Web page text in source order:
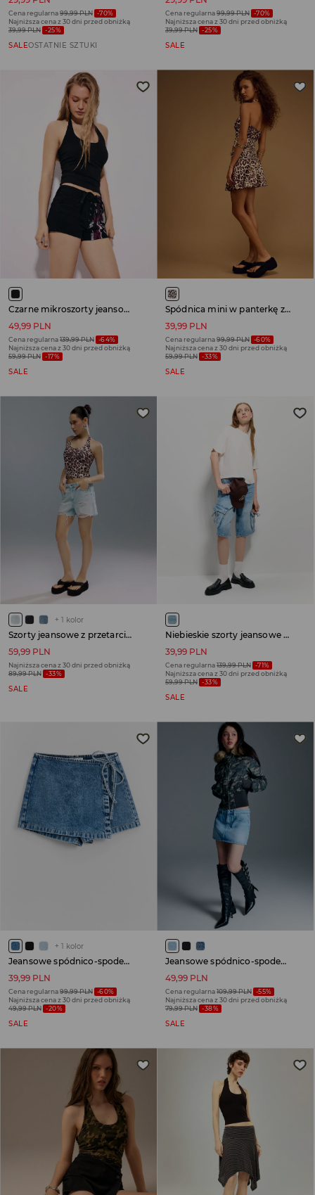
Cena regularna99,99 PLN -70%
Najniższa cena z 30 dni przed obniżką
39,99 PLN -25%
SALEOSTATNIE SZTUKI
Cena regularna99,99 PLN -70%
Najniższa cena z 30 dni przed obniżką
39,99 PLN -25%
SALE
Czarne mikroszorty jeansowe z nadrukiem flagi UK
49,99 PLN
Cena regularna139,99 PLN -64%
Najniższa cena z 30 dni przed obniżką
59,99 PLN -17%
SALE
Spódnica mini w panterkę z wszytymi spodenkami
39,99 PLN
Cena regularna99,99 PLN -60%
Najniższa cena z 30 dni przed obniżką
59,99 PLN -33%
SALE
+ 1 kolor
Szorty jeansowe z przetarciami jasnoniebieskie
59,99 PLN
Najniższa cena z 30 dni przed obniżką
89,99 PLN -33%
SALE
Niebieskie szorty jeansowe z kieszeniami cargo
39,99 PLN
Cena regularna139,99 PLN -71%
Najniższa cena z 30 dni przed obniżką
59,99 PLN -33%
SALE
+ 1 kolor
Jeansowe spódnico-spodenki z wiązaniem niebieskie
39,99 PLN
Cena regularna99,99 PLN -60%
Najniższa cena z 30 dni przed obniżką
49,99 PLN -20%
SALE
Jeansowe spódnico-spodenki mini jasnoniebieskie
49,99 PLN
Cena regularna109,99 PLN -55%
Najniższa cena z 30 dni przed obniżką
79,99 PLN -38%
SALE